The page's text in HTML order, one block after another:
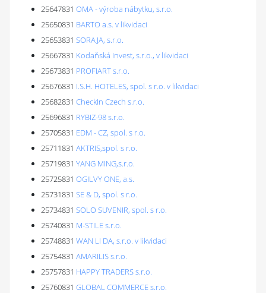
25647831 OMA - výroba nábytku, s.r.o.
25650831 BARTO a.s. v likvidaci
25653831 SORAJA, s.r.o.
25667831 Kodaňská Invest, s.r.o., v likvidaci
25673831 PROFIART s.r.o.
25676831 I.S.H. HOTELES, spol. s r.o. v likvidaci
25682831 CheckIn Czech s.r.o.
25696831 RYBIZ-98 s.r.o.
25705831 EDM - CZ, spol. s r.o.
25711831 AKTRIS,spol. s r.o.
25719831 YANG MING,s.r.o.
25725831 OGILVY ONE, a.s.
25731831 SE & D, spol. s r.o.
25734831 SOLO SUVENIR, spol. s r.o.
25740831 M-STILE s.r.o.
25748831 WAN LI DA, s.r.o. v likvidaci
25754831 AMARILIS s.r.o.
25757831 HAPPY TRADERS s.r.o.
25760831 GLOBAL COMMERCE s.r.o.